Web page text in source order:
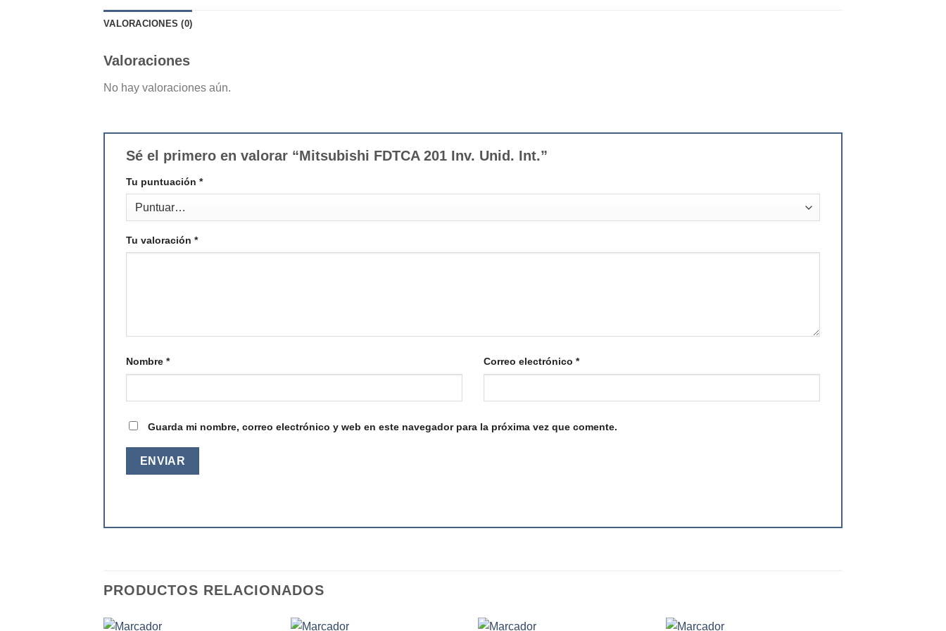
VALORACIONES (0)
Valoraciones
No hay valoraciones aún.
Sé el primero en valorar “Mitsubishi FDTCA 201 Inv. Unid. Int.”
Tu puntuación *
Tu valoración *
Nombre * Correo electrónico *
Guarda mi nombre, correo electrónico y web en este navegador para la próxima vez que comente.
PRODUCTOS RELACIONADOS